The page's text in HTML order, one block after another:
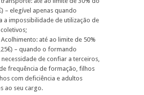
– elegível apenas quando
a impossibilidade de utilização de
até ao limite de 50%
– quando o formando
de confiar a terceiros,
frequência de formação, filhos
com deficiência e adultos
ao seu cargo.